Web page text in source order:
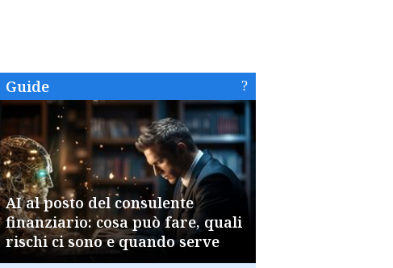
Guide
AI al posto del consulente
finanziario: cosa può fare, quali
rischi ci sono e quando serve